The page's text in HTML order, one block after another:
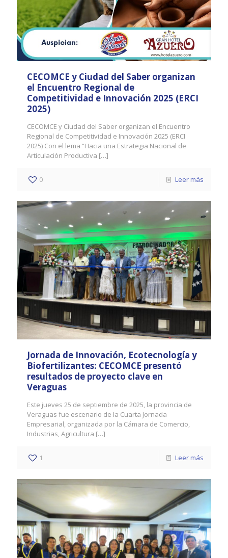
CECOMCE y Ciudad del Saber organizan
el Encuentro Regional de
Competitividad e Innovación 2025 (ERCI
2025)
CECOMCE y Ciudad del Saber organizan el Encuentro
Regional de Competitividad e Innovación 2025 (ERCI
2025) Con el lema “Hacia una Estrategia Nacional de
Articulación Productiva […]
0 Leer más
Jornada de Innovación, Ecotecnología y
Biofertilizantes: CECOMCE presentó
resultados de proyecto clave en
Veraguas
Este jueves 25 de septiembre de 2025, la provincia de
Veraguas fue escenario de la Cuarta Jornada
Empresarial, organizada por la Cámara de Comercio,
Industrias, Agricultura […]
1 Leer más